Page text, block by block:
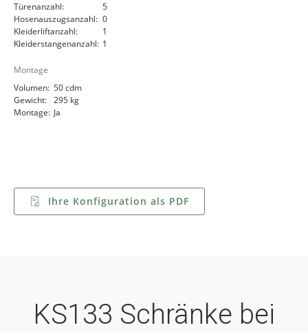
Türenanzahl:
5
Hosenauszugsanzahl: 0
Kleiderliftanzahl:
1
Kleiderstangenanzahl: 1
Montage
Volumen: 50 cdm
Gewicht: 295 kg
Montage: Ja
Ihre Konfiguration als PDF
KS133 Schränke bei